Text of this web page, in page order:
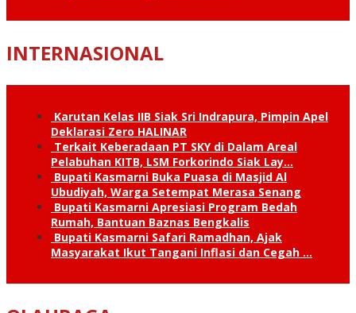
INTERNASIONAL
Karutan Kelas IIB Siak Sri Indrapura, Pimpin Apel
Deklarasi Zero HALINAR
Terkait Keberadaan PT SKY di Dalam Areal
Pelabuhan KITB, LSM Forkorindo Siak Lay…
Bupati Kasmarni Buka Puasa di Masjid Al
Ubudiyah, Warga Setempat Merasa Senang
Bupati Kasmarni Apresiasi Program Bedah
Rumah, Bantuan Baznas Bengkalis
Bupati Kasmarni Safari Ramadhan, Ajak
Masyarakat Ikut Tangani Inflasi dan Cegah …